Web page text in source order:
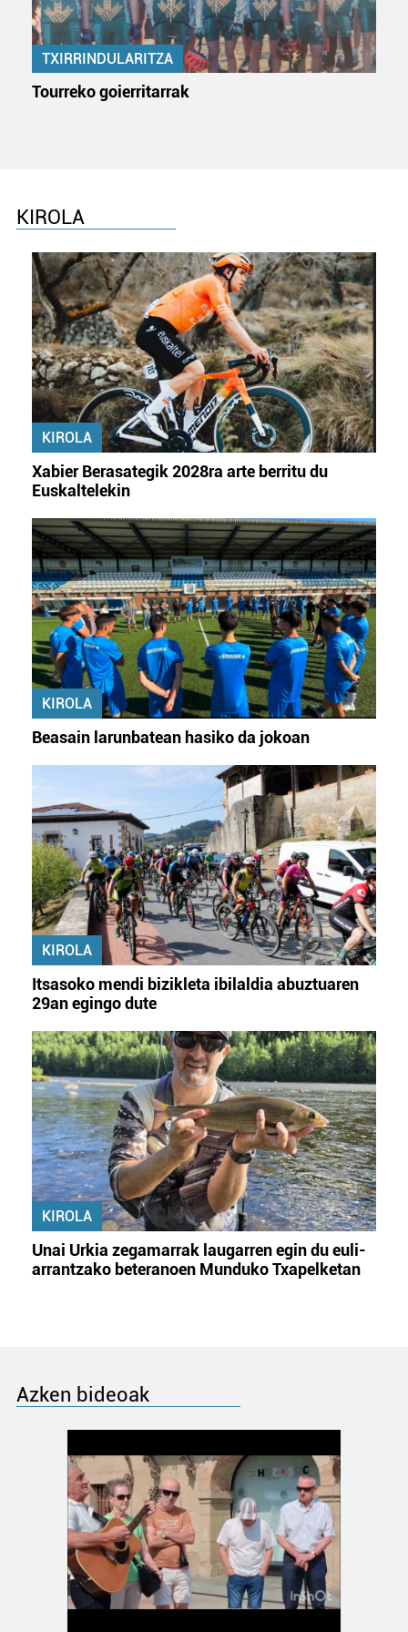
erabiltzeko baimen esplizitua ematen diguzu.Gehiago
irakurri
TXIRRINDULARITZA
Tourreko goierritarrak
KIROLA
KIROLA
Xabier Berasategik 2028ra arte berritu du
Euskaltelekin
KIROLA
Beasain larunbatean hasiko da jokoan
KIROLA
Itsasoko mendi bizikleta ibilaldia abuztuaren
29an egingo dute
KIROLA
Unai Urkia zegamarrak laugarren egin du euli-
arrantzako beteranoen Munduko Txapelketan
Azken bideoak